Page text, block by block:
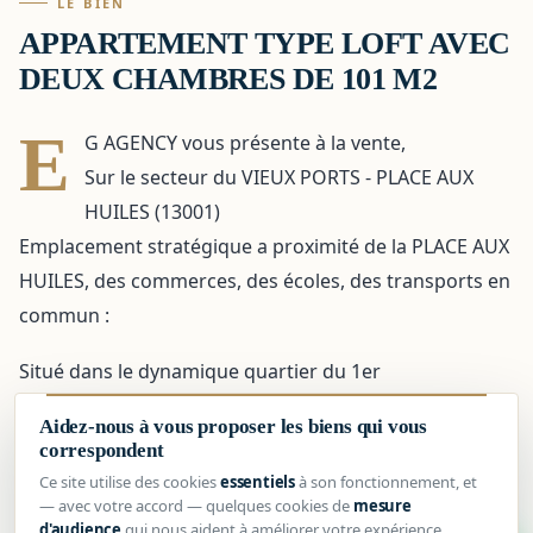
APPARTEMENT TYPE LOFT AVEC
DEUX CHAMBRES DE 101 M2
E
G AGENCY vous présente à la vente,
Sur le secteur du VIEUX PORTS - PLACE AUX
HUILES (13001)
Emplacement stratégique a proximité de la PLACE AUX
HUILES, des commerces, des écoles, des transports en
commun :
Situé dans le dynamique quartier du 1er
Loft situé au 3ème étage sans ascenseur. Il se
compose d'une pièce de vie de plus de 67m², un coin
nuit avec deux chambres, une salle de bain et douche
Aidez-nous à vous proposer les biens qui vous
correspondent
Ce site utilise des cookiesessentielsà son fonctionnement, et
— avec votre accord — quelques cookies de mesure